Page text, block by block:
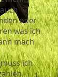
oder
was ich
mach
ich